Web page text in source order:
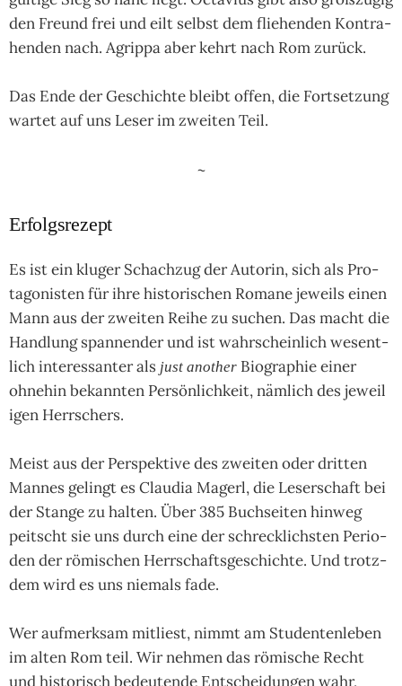
den Freund frei und eilt selbst dem flie­hen­den Kon­tra­
hen­den nach. Agrippa aber kehrt nach Rom zurück.
Das Ende der Geschichte bleibt offen, die Fortsetzung
wartet auf uns Leser im zweiten Teil.
~
Erfolgsrezept
Es ist ein klu­ger Schach­zug der Auto­rin, sich als Pro­
tago­nis­ten für ihre his­tori­schen Romane jeweils einen
Mann aus der zwei­ten Reihe zu suchen. Das macht die
Hand­lung span­nen­der und ist wahr­schein­lich wesent­
lich inte­ressan­ter als just another Bio­gra­phie einer
ohne­hin bekann­ten Per­sön­lich­keit, näm­lich des jewei­l
i­gen Herr­schers.
Meist aus der Per­spek­tive des zwei­ten oder drit­ten
Man­nes gelingt es Clau­dia Magerl, die Leser­schaft bei
der Stange zu hal­ten. Über 385 Buch­sei­ten hin­weg
peitscht sie uns durch eine der schreck­lichs­ten Perio­
den der römi­schen Herr­schafts­ge­schichte. Und trotz­
dem wird es uns nie­mals fade.
Wer aufmerk­sam mit­liest, nimmt am Stu­den­ten­leben
im alten Rom teil. Wir neh­men das römi­sche Recht
und his­to­risch bedeu­tende Ent­schei­dun­gen wahr,